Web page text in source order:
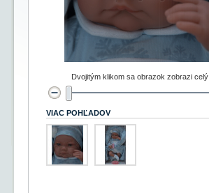
Dvojitým klikom sa obrazok zobrazi celý
VIAC POHĽADOV